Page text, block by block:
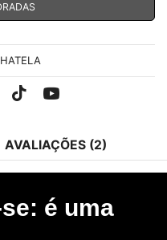
Tik-Youtube
AVALIAÇÕES (2)
é uma